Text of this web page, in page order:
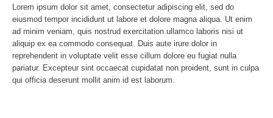
Lorem ipsum dolor sit amet, consectetur adipiscing elit, sed do
eiusmod tempor incididunt ut labore et dolore magna aliqua. Ut enim
ad minim veniam, quis nostrud exercitation ullamco laboris nisi ut
aliquip ex ea commodo consequat. Duis aute irure dolor in
reprehenderit in voluptate velit esse cillum dolore eu fugiat nulla
pariatur. Excepteur sint occaecat cupidatat non proident, sunt in culpa
qui officia deserunt mollit anim id est laborum.